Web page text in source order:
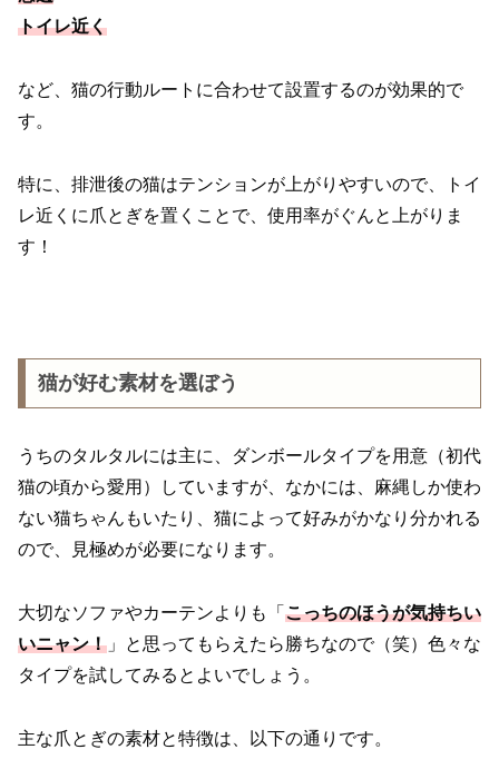
トイレ近く
など、猫の行動ルートに合わせて設置するのが効果的で
す。
特に、排泄後の猫はテンションが上がりやすいので、トイ
レ近くに爪とぎを置くことで、使用率がぐんと上がりま
す！
猫が好む素材を選ぼう
うちのタルタルには主に、ダンボールタイプを用意（初代
猫の頃から愛用）していますが、なかには、麻縄しか使わ
ない猫ちゃんもいたり、猫によって好みがかなり分かれる
ので、見極めが必要になります。
大切なソファやカーテンよりも「 こっちのほうが気持ちい
いニャン！ 」と思ってもらえたら勝ちなので（笑）色々な
タイプを試してみるとよいでしょう。
主な爪とぎの素材と特徴は、以下の通りです。